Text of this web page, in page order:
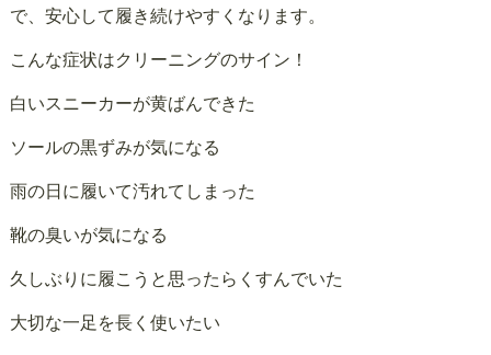
で、安心して履き続けやすくなります。
こんな症状はクリーニングのサイン！
白いスニーカーが黄ばんできた
ソールの黒ずみが気になる
雨の日に履いて汚れてしまった
靴の臭いが気になる
久しぶりに履こうと思ったらくすんでいた
大切な一足を長く使いたい